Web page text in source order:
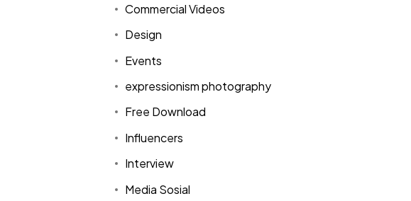
Commercial Videos
Design
Events
expressionism photography
Free Download
Influencers
Interview
Media Sosial